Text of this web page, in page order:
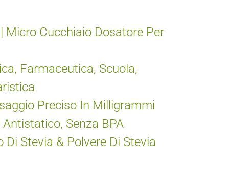
Micro Cucchiaio Dosatore Per
Farmaceutica, Scuola,
Preciso In Milligrammi
Senza BPA
Stevia & Polvere Di Stevia